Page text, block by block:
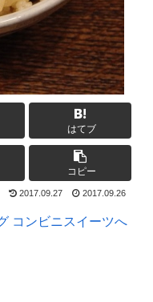
はてブ
コピー
2017.09.27 2017.09.26